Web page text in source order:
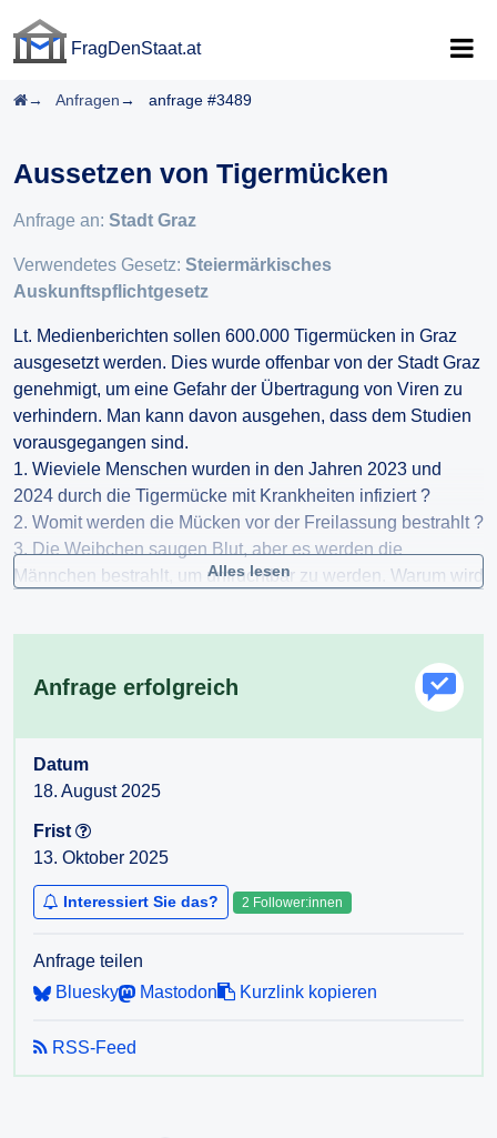
FragDenStaat.at
Startseite
Anfragen anfrage #3489
Aussetzen von Tigermücken
Anfrage an: Stadt Graz
Verwendetes Gesetz: Steiermärkisches
Auskunftspflichtgesetz
Lt. Medienberichten sollen 600.000 Tigermücken in Graz
ausgesetzt werden. Dies wurde offenbar von der Stadt Graz
genehmigt, um eine Gefahr der Übertragung von Viren zu
verhindern. Man kann davon ausgehen, dass dem Studien
vorausgegangen sind.
1. Wieviele Menschen wurden in den Jahren 2023 und
2024 durch die Tigermücke mit Krankheiten infiziert ?
2. Womit werden die Mücken vor der Freilassung bestrahlt ?
3. Die Weibchen saugen Blut, aber es werden die
Männchen bestrahlt, um unfruchtbar zu werden. Warum wird
4. Von wem wurde das Projekt finanziert, initiiert, welche
Interessensgruppen und Personen stehen dahinter ?
Alles lesen
Anfrage erfolgreich
Datum
18. August 2025
Frist
13. Oktober 2025
Interessiert Sie das? 2 Follower:innen
Anfrage teilen
Bluesky
Mastodon Kurzlink kopieren
RSS-Feed